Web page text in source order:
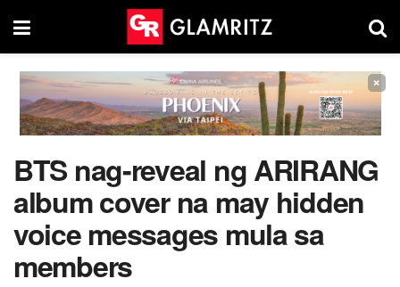
×
BTS nag-reveal ng ARIRANG
album cover na may hidden
voice messages mula sa
members